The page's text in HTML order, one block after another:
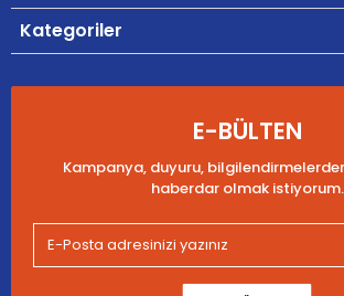
Kategoriler
E-BÜLTEN
Kampanya, duyuru,
haberdar olmak istiyorum.